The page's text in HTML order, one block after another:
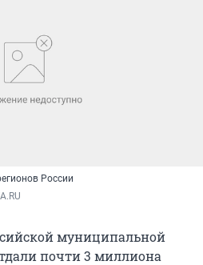
России
муниципальной
почти 3 миллиона